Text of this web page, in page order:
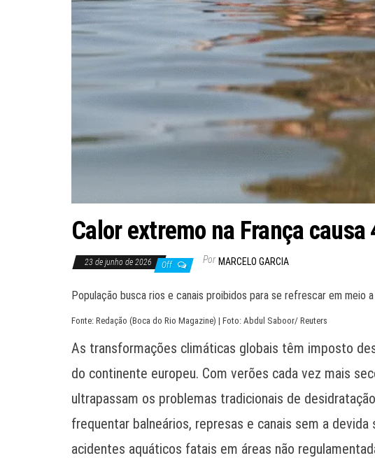
Calor extremo na França
23 de junho de 2026 Off Por MARCELO GARCIA
População busca rios e canais proibidos para se refrescar em meio
Fonte: Redação (Boca do Rio Magazine) | Foto: Abdul Saboor/ Reuters
As transformações climáticas globais têm imposto
do continente europeu. Com verões cada vez mais
ultrapassam os problemas tradicionais de
frequentar balneários, represas e canais sem a
acidentes aquáticos fatais em áreas não